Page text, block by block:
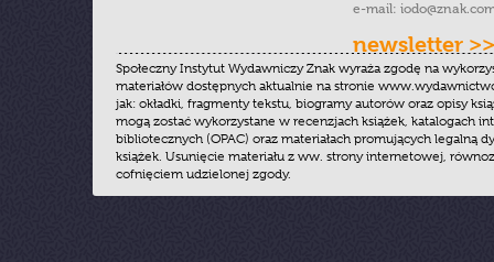
e-mail:
newsletter >>
Społeczny Instytut Wydawniczy Znak wyraża zgodę na
materiałów dostępnych aktualnie na stronie
jak: okładki, fragmenty tekstu, biogramy autorów oraz opisy
mogą zostać wykorzystane w recenzjach książek, katalogach
bibliotecznych (OPAC) oraz materiałach promujących legalną
książek. Usunięcie materiału z ww. strony internetowej,
cofnięciem udzielonej zgody.